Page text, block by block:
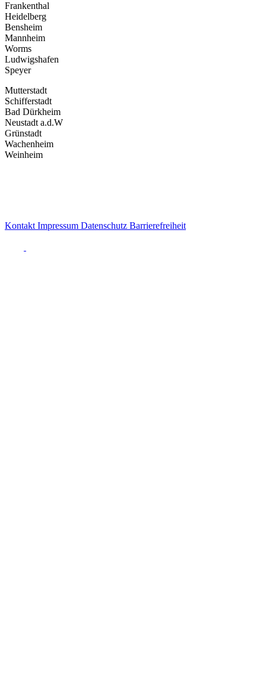
Frankenthal
Heidelberg
Bensheim
Mannheim
Worms
Ludwigshafen
Speyer
Mutterstadt
Schifferstadt
Bad Dürkheim
Neustadt a.d.W
Grünstadt
Wachenheim
Weinheim
Kontakt Impressum Datenschutz Barrierefreiheit